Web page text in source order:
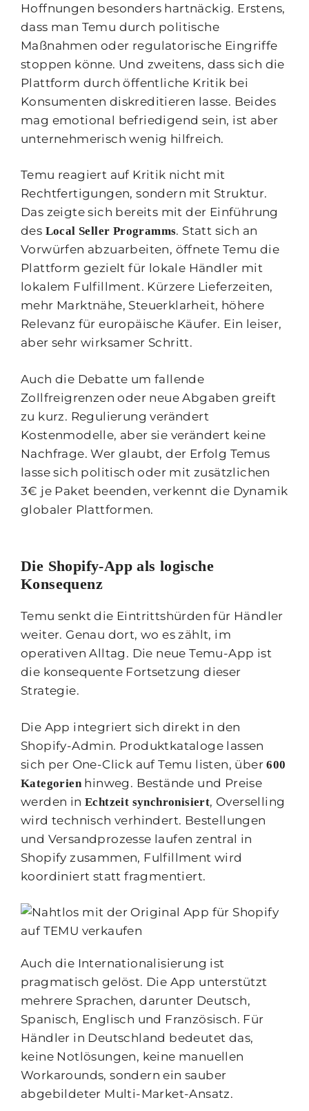
Hoffnungen besonders hartnäckig. Erstens,
dass man Temu durch politische
Maßnahmen oder regulatorische Eingriffe
stoppen könne. Und zweitens, dass sich die
Plattform durch öffentliche Kritik bei
Konsumenten diskreditieren lasse. Beides
mag emotional befriedigend sein, ist aber
unternehmerisch wenig hilfreich.
Temu reagiert auf Kritik nicht mit
Rechtfertigungen, sondern mit Struktur.
Das zeigte sich bereits mit der Einführung
des Local Seller Programms. Statt sich an
Vorwürfen abzuarbeiten, öffnete Temu die
Plattform gezielt für lokale Händler mit
lokalem Fulfillment. Kürzere Lieferzeiten,
mehr Marktnähe, Steuerklarheit, höhere
Relevanz für europäische Käufer. Ein leiser,
aber sehr wirksamer Schritt.
Auch die Debatte um fallende
Zollfreigrenzen oder neue Abgaben greift
zu kurz. Regulierung verändert
Kostenmodelle, aber sie verändert keine
Nachfrage. Wer glaubt, der Erfolg Temus
lasse sich politisch oder mit zusätzlichen
3€ je Paket beenden, verkennt die Dynamik
globaler Plattformen.
Die Shopify-App als logische
Konsequenz
Temu senkt die Eintrittshürden für Händler
weiter. Genau dort, wo es zählt, im
operativen Alltag. Die neue Temu-App ist
die konsequente Fortsetzung dieser
Strategie.
Die App integriert sich direkt in den
Shopify-Admin. Produktkataloge lassen
sich per One-Click auf Temu listen, über600
Kategorien hinweg. Bestände und Preise
werden inEchtzeit synchronisiert, Overselling
wird technisch verhindert. Bestellungen
und Versandprozesse laufen zentral in
Shopify zusammen, Fulfillment wird
koordiniert statt fragmentiert.
Auch die Internationalisierung ist
pragmatisch gelöst. Die App unterstützt
mehrere Sprachen, darunter Deutsch,
Spanisch, Englisch und Französisch. Für
Händler in Deutschland bedeutet das,
keine Notlösungen, keine manuellen
Workarounds, sondern ein sauber
abgebildeter Multi-Market-Ansatz.